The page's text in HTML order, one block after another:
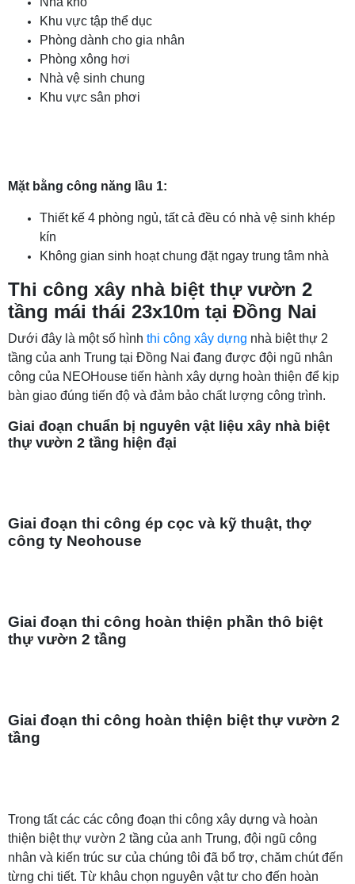
Khu vực tập thể dục
Phòng dành cho gia nhân
Phòng xông hơi
Nhà vệ sinh chung
Khu vực sân phơi
Mặt bằng công năng lầu 1:
Thiết kế 4 phòng ngủ, tất cả đều có nhà vệ sinh khép
kín
Không gian sinh hoạt chung đặt ngay trung tâm nhà
Thi công xây nhà biệt thự vườn 2
tầng mái thái 23x10m tại Đồng Nai
Dưới đây là một số hình thi công xây dựng nhà biệt thự 2
tầng của anh Trung tại Đồng Nai đang được đội ngũ nhân
công của NEOHouse tiến hành xây dựng hoàn thiện để kịp
bàn giao đúng tiến độ và đảm bảo chất lượng công trình.
Giai đoạn chuẩn bị nguyên vật liệu xây nhà biệt
thự vườn 2 tầng hiện đại
Giai đoạn thi công ép cọc và kỹ thuật, thợ
công ty Neohouse
Giai đoạn thi công hoàn thiện phần thô biệt
thự vườn 2 tầng
Giai đoạn thi công hoàn thiện biệt thự vườn 2
tầng
Trong tất các các công đoạn thi công xây dựng và hoàn
thiện biệt thự vườn 2 tầng của anh Trung, đội ngũ công
nhân và kiến trúc sư của chúng tôi đã bổ trợ, chăm chút đến
từng chi tiết. Từ khâu chọn nguyên vật tư cho đến hoàn